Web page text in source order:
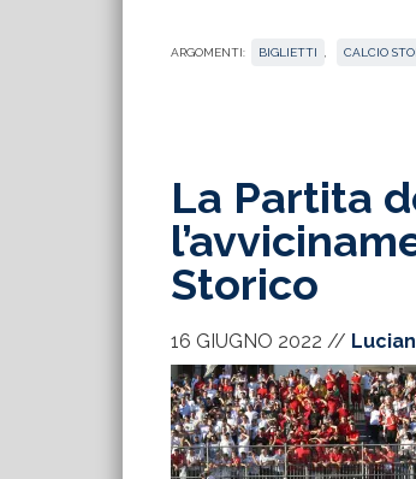
ARGOMENTI: BIGLIETTI CALCIO
La Partita
Storico
16 GIUGNO 2022 //